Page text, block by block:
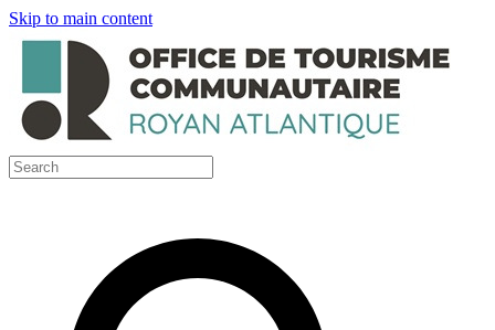
Skip to main content